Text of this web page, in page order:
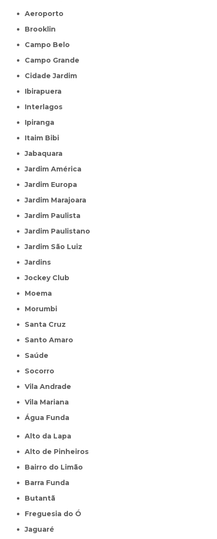
Aeroporto
Brooklin
Campo Belo
Campo Grande
Cidade Jardim
Ibirapuera
Interlagos
Ipiranga
Itaim Bibi
Jabaquara
Jardim América
Jardim Europa
Jardim Marajoara
Jardim Paulista
Jardim Paulistano
Jardim São Luiz
Jardins
Jockey Club
Moema
Morumbi
Santa Cruz
Santo Amaro
Saúde
Socorro
Vila Andrade
Vila Mariana
Água Funda
Alto da Lapa
Alto de Pinheiros
Bairro do Limão
Barra Funda
Butantã
Freguesia do Ó
Jaguaré